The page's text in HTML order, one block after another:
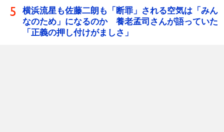
横浜流星も佐藤二朗も「断罪」される空気は「みん
なのため」になるのか 養老孟司さんが語っていた
「正義の押し付けがましさ」